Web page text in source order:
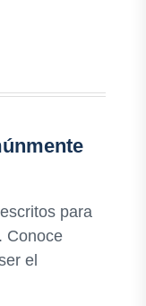
para
Conoce
el